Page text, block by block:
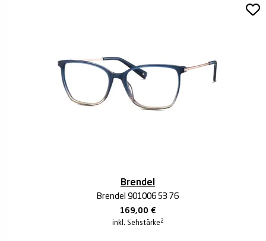
Brendel
Brendel 901006 53 76
169,00 €
inkl. Sehstärke 2